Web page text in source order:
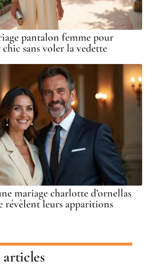
pantalon femme pour
sans voler la vedette
mariage charlotte d’ornellas
révèlent leurs apparitions